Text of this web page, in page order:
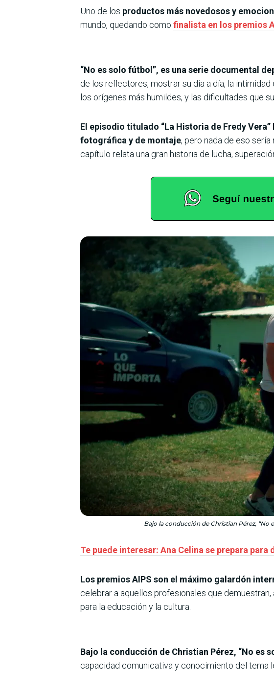
Uno de los productos más novedosos y
mundo, quedando como finalista en los premios
“No es solo fútbol”, es una serie documental
de los reflectores, mostrar su día a día, la
los orígenes más humildes, y las dificultades que
El episodio titulado “La Historia de Fredy
fotográfica y de montaje, pero nada de eso
capítulo relata una gran historia de lucha,
Bajo la conducción de Christian Pérez,
Te puede interesar: Ana Celina se prepara
Los premios AIPS son el máximo galardón
celebrar a aquellos profesionales que
para la educación y la cultura.
Bajo la conducción de Christian Pérez, “No
capacidad comunicativa y conocimiento del tema